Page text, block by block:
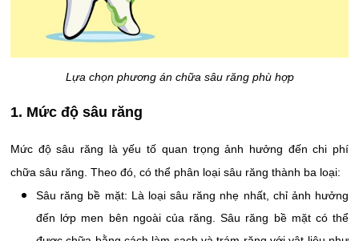
Lựa chọn phương án chữa sâu răng phù hợp
1. Mức độ sâu răng
Mức độ sâu răng là yếu tố quan trọng ảnh hưởng đến chi phí
chữa sâu răng. Theo đó, có thể phân loại sâu răng thành ba loại:
Sâu răng bề mặt: Là loại sâu răng nhẹ nhất, chỉ ảnh hưởng
đến lớp men bên ngoài của răng. Sâu răng bề mặt có thể